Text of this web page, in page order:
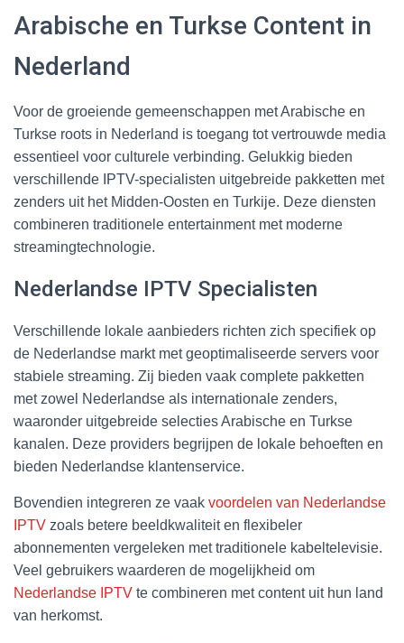
Arabische en Turkse Content in
Nederland
Voor de groeiende gemeenschappen met Arabische en
Turkse roots in Nederland is toegang tot vertrouwde media
essentieel voor culturele verbinding. Gelukkig bieden
verschillende IPTV-specialisten uitgebreide pakketten met
zenders uit het Midden-Oosten en Turkije. Deze diensten
combineren traditionele entertainment met moderne
streamingtechnologie.
Nederlandse IPTV Specialisten
Verschillende lokale aanbieders richten zich specifiek op
de Nederlandse markt met geoptimaliseerde servers voor
stabiele streaming. Zij bieden vaak complete pakketten
met zowel Nederlandse als internationale zenders,
waaronder uitgebreide selecties Arabische en Turkse
kanalen. Deze providers begrijpen de lokale behoeften en
bieden Nederlandse klantenservice.
Bovendien integreren ze vaak voordelen van Nederlandse
IPTV zoals betere beeldkwaliteit en flexibeler
abonnementen vergeleken met traditionele kabeltelevisie.
Veel gebruikers waarderen de mogelijkheid om
Nederlandse IPTV te combineren met content uit hun land
van herkomst.